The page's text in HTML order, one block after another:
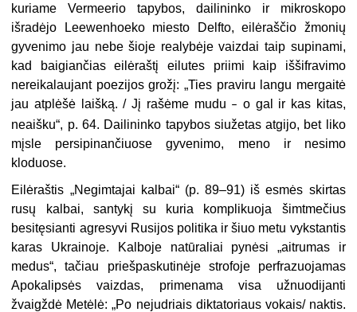
kuriame Vermeerio tapybos, dailininko ir mikroskopo
išradėjo Leewenhoeko miesto Delfto, eilėraščio žmonių
gyvenimo jau nebe šioje realybėje vaizdai taip supinami,
kad baigiančias eilėraštį eilutes priimi kaip iššifravimo
nereikalaujant poezijos grožį: „Ties praviru langu mergaitė
jau atplėšė laišką. / Jį rašėme mudu – o gal ir kas kitas,
neaišku“, p. 64. Dailininko tapybos siužetas atgijo, bet liko
mįsle persipinančiuose gyvenimo, meno ir nesimo
kloduose.
Eilėraštis „Negimtajai kalbai“ (p. 89–91) iš esmės skirtas
rusų kalbai, santykį su kuria komplikuoja šimtmečius
besitęsianti agresyvi Rusijos politika ir šiuo metu vykstantis
karas Ukrainoje. Kalboje natūraliai pynėsi „aitrumas ir
medus“, tačiau priešpaskutinėje strofoje perfrazuojamas
Apokalipsės vaizdas, primenama visa užnuodijanti
žvaigždė Metėlė: „Po nejudriais diktatoriaus vokais/ naktis.